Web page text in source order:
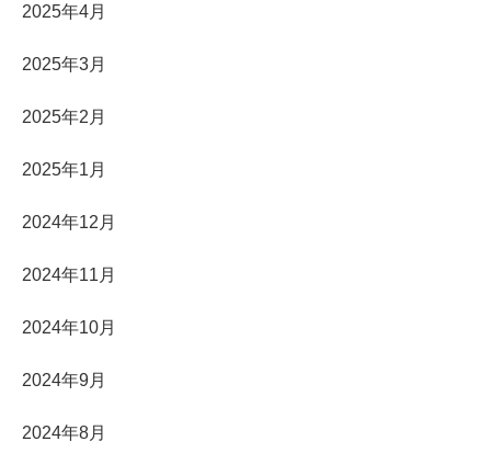
2025年4月
2025年3月
2025年2月
2025年1月
2024年12月
2024年11月
2024年10月
2024年9月
2024年8月